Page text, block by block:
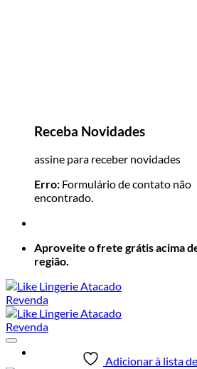
Receba Novidades
assine para receber novidades
Erro: Formulário de contato não
encontrado.
Aproveite o frete grátis acima
região.
Adicionar à lista